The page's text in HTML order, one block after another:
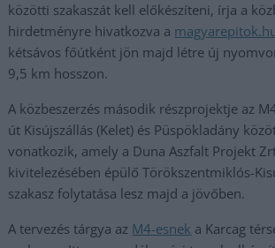
közötti szakaszát kell előkészíteni, írja a
hirdetményre hivatkozva a
kétsávos főútként jön majd létre új
9,5 km hosszon.
A közbeszerzés második részprojektje az
út Kisújszállás (Kelet) és Püspökladány
vonatkozik, amely a Duna Aszfalt Projekt
kivitelezésében épülő Törökszentmiklós-
szakasz folytatása lesz majd a jövőben.
A tervezés tárgya az M4-esnek a Karcag